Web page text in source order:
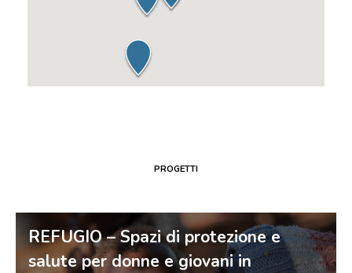
PROGETTI
REFUGIO – Spazi di protezione e
salute per donne e giovani in